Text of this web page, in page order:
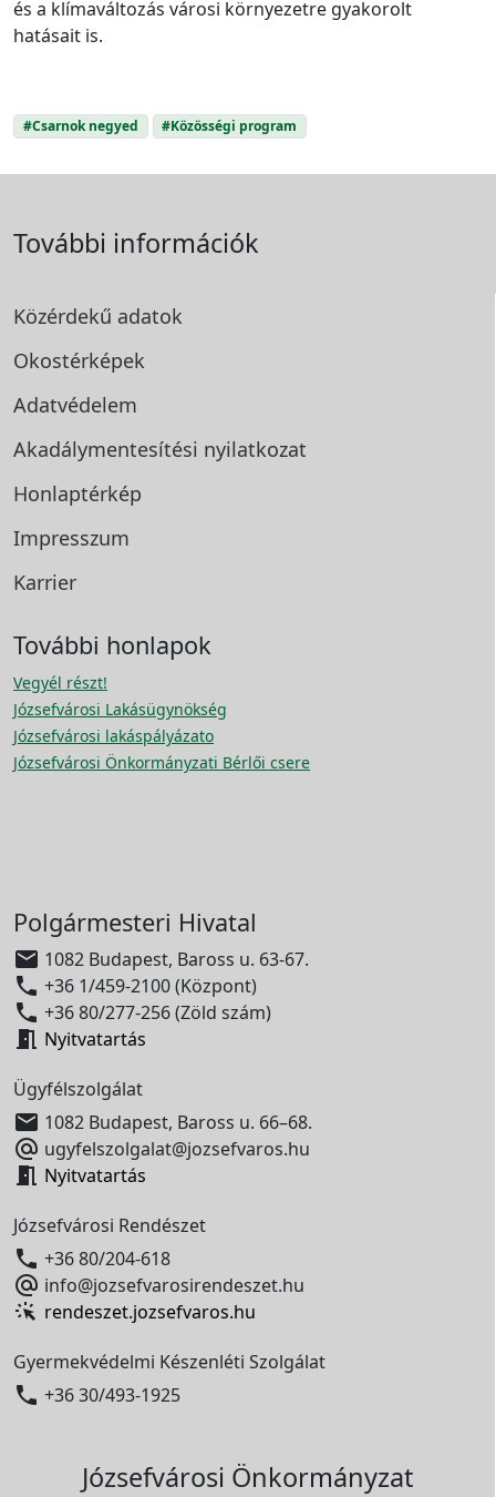
és a klímaváltozás városi környezetre gyakorolt
hatásait is.
#Csarnok negyed #Közösségi program
További információk
Közérdekű adatok
Okostérképek
Adatvédelem
Akadálymentesítési nyilatkozat
Honlaptérkép
Impresszum
Karrier
További honlapok
Vegyél részt!
Józsefvárosi Lakásügynökség
Józsefvárosi lakáspályázato
Józsefvárosi Önkormányzati Bérlői csere
Polgármesteri Hivatal
 1082 Budapest, Baross u. 63-67.
 +36 1/459-2100 (Központ)
 +36 80/277-256 (Zöld szám)
 Nyitvatartás
Ügyfélszolgálat
 1082 Budapest, Baross u. 66–68.
 ugyfelszolgalat@jozsefvaros.hu
 Nyitvatartás
Józsefvárosi Rendészet
 +36 80/204-618
 info@jozsefvarosirendeszet.hu
rendeszet.jozsefvaros.hu
Gyermekvédelmi Készenléti Szolgálat
 +36 30/493-1925
Józsefvárosi Önkormányzat